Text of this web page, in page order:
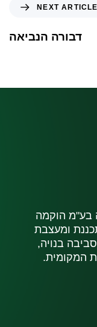
NEXT ARTICLE
דבורה הנביאה
בע"מ הוקמה
מתכננת ומעצבת
בנויה,
המקומית.